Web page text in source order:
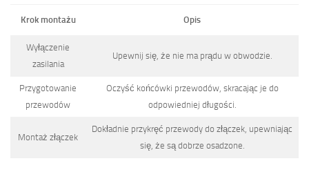
Krok montażu Opis
Wyłączenie
zasilania
Upewnij się, że nie ma prądu w obwodzie.
Przygotowanie
przewodów
Oczyść końcówki przewodów, skracając je do
odpowiedniej długości.
Montaż złączek
Dokładnie przykręć przewody do złączek, upewniając
się, że są dobrze osadzone.